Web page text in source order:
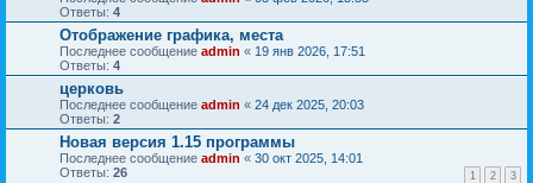
Ответы: 4
Отображение графика, места
Последнее сообщение admin « 19 янв 2026, 17:51
Ответы: 4
церковь
Последнее сообщение admin « 24 дек 2025, 20:03
Ответы: 2
Новая версия 1.15 программы
Последнее сообщение admin « 30 окт 2025, 14:01
Ответы: 26 1 2 3